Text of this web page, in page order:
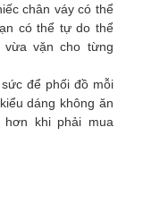
chân váy có thể
có thể tự do thể
vặn cho từng
để phối đồ mỗi
dáng không ăn
khi phải mua